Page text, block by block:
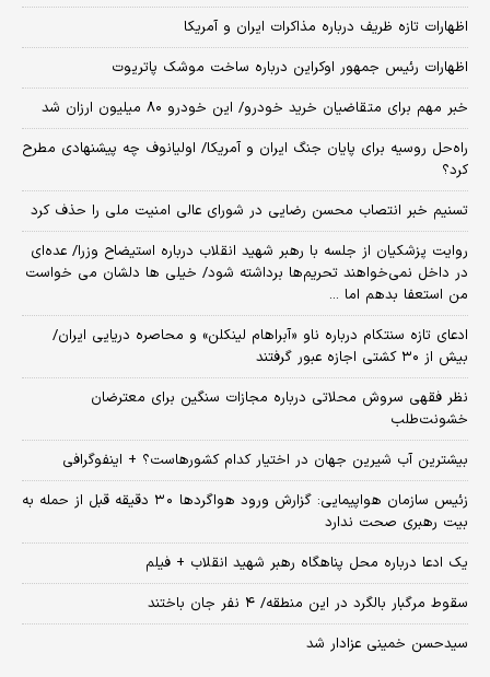
اظهارات تازه ظریف درباره مذاکرات ایران و آمریکا
اظهارات رئیس جمهور اوکراین درباره ساخت موشک پاتریوت
خبر مهم برای متقاضیان خرید خودرو/ این خودرو ۸۰ میلیون ارزان شد
راه‌حل روسیه برای پایان جنگ ایران و آمریکا/ اولیانوف چه پیشنهادی مطرح
کرد؟
تسنیم خبر انتصاب محسن رضایی در شورای عالی امنیت ملی را حذف کرد
روایت پزشکیان از جلسه با رهبر شهید انقلاب درباره استیضاح وزرا/ عده‌ای
در داخل نمی‌خواهند تحریم‌ها برداشته شود/ خیلی ها دلشان می خواست
من استعفا بدهم اما ...
ادعای تازه سنتکام درباره ناو «آبراهام لینکلن» و محاصره دریایی ایران/
بیش از ۳۰ کشتی اجازه عبور گرفتند
نظر فقهی سروش محلاتی درباره مجازات سنگین برای معترضان
خشونت‌طلب
بیشترین آب شیرین جهان در اختیار کدام کشورهاست؟ + اینفوگرافی
زئیس سازمان هواپیمایی: گزارش ورود هواگردها ٣٠ دقیقه قبل از حمله به
بیت رهبری صحت ندارد
یک ادعا درباره محل پناهگاه‌ رهبر شهید انقلاب + فیلم
سقوط مرگبار بالگرد در این منطقه/ ۴ نفر جان باختند
سیدحسن خمینی عزادار شد